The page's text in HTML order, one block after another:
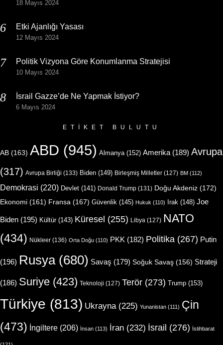
18 Mayıs 2024
Etki Ajanlığı Yasası
12 Mayıs 2024
Politik Vizyona Göre Konumlanma Stratejisi
10 Mayıs 2024
İsrail Gazze’de Ne Yapmak İstiyor?
6 Mayıs 2024
ETIKET BULUTU
AB (163) ABD (945) Almanya(152) Amerika (189) Avrupa
(317) Avrupa Birliği (133) Biden (149) Birleşmiş Milletler (127) BM (112)
Demokrasi (220) Devlet (141) Donald Trump (131) Doğu Akdeniz (172)
Ekonomi (161) Fransa (167) Güvenlik (145) Hukuk (110) Irak (148) Joe
Biden (195) Kültür(143) Küresel (255) Libya (127) NATO
(434) Nükleer (136) Orta Doğu (110) PKK (182) Politika (267) Putin
(196) Rusya(680) Savaş (179) Soğuk Savaş (156) Strateji
(186) Suriye (423) Teknoloji (127) Terör (273) Trump (153)
Türkiye (813) Ukrayna(225) Yunanistan (111) Çin
(473) İngiltere (206) İnsan (113) İran (232) İsrail (276) İstihbarat